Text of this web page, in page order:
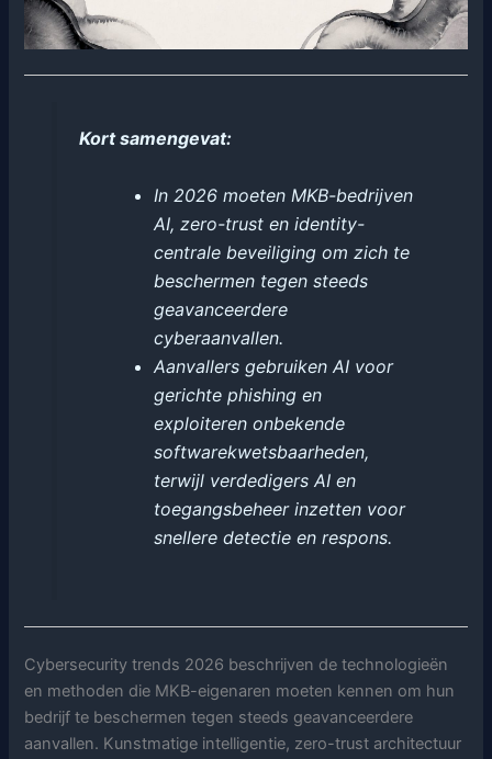
Kort samengevat:
In 2026 moeten MKB-bedrijven
AI, zero-trust en identity-
centrale beveiliging om zich te
beschermen tegen steeds
geavanceerdere
cyberaanvallen.
Aanvallers gebruiken AI voor
gerichte phishing en
exploiteren onbekende
softwarekwetsbaarheden,
terwijl verdedigers AI en
toegangsbeheer inzetten voor
snellere detectie en respons.
Cybersecurity trends 2026 beschrijven de technologieën
en methoden die MKB-eigenaren moeten kennen om hun
bedrijf te beschermen tegen steeds geavanceerdere
aanvallen. Kunstmatige intelligentie, zero-trust architectuur